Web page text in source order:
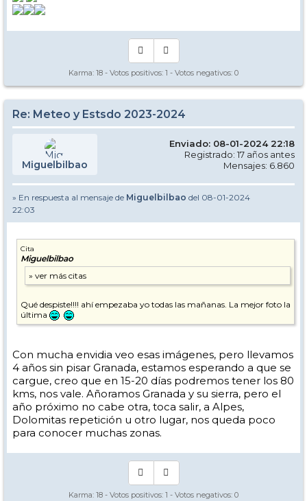
Karma: 18 - Votos positivos: 1 - Votos negativos: 0
Re: Meteo y Estsdo 2023-2024
Miguelbilbao
Enviado: 08-01-2024 22:18
Registrado: 17 años antes
Mensajes: 6.860
» En respuesta al mensaje de Miguelbilbao del 08-01-2024
22:03
Cita
Miguelbilbao
Qué despiste!!!! ahí empezaba yo todas las mañanas. La mejor foto la
última
Con mucha envidia veo esas imágenes, pero llevamos
4 años sin pisar Granada, estamos esperando a que se
cargue, creo que en 15-20 días podremos tener los 80
kms, nos vale. Añoramos Granada y su sierra, pero el
año próximo no cabe otra, toca salir, a Alpes,
Dolomitas repetición u otro lugar, nos queda poco
para conocer muchas zonas.
Karma: 18 - Votos positivos: 1 - Votos negativos: 0